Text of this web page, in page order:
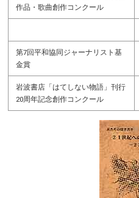
作品・歌曲創作コンクール
第7回平和協同ジャーナリスト基
金賞
岩波書店「はてしない物語」刊行
20周年記念創作コンクール